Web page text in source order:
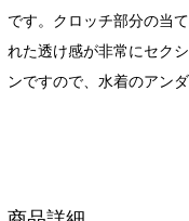
です。クロッチ部分の当
れた透け感が非常にセク
ンですので、水着のアン